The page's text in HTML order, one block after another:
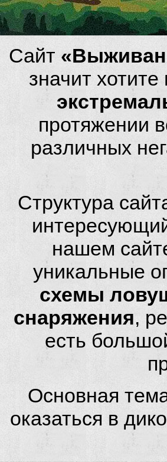
Сайт
значит
протяжении
различных
Структура
нашем
уникальные
схемы
снаряжения,
есть
Основная
оказаться в